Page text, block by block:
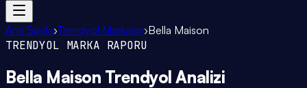
Ana Sayfa›Trendyol Markaları›Bella Maison
TRENDYOL MARKA RAPORU
Bella Maison Trendyol Analizi